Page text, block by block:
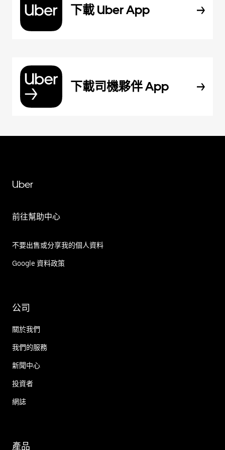
下載 Uber App
下載司機夥伴 App
Uber
前往幫助中心
不要出售或分享我的個人資料
Google 資料政策
公司
關於我們
我們的服務
新聞中心
投資者
網誌
產品